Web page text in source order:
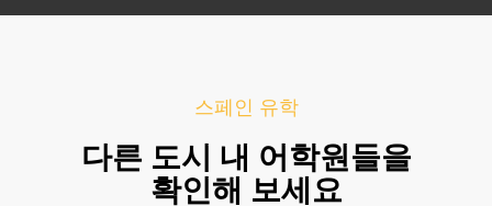
스페인 유학
다른 도시 내 어학원들을
확인해 보세요